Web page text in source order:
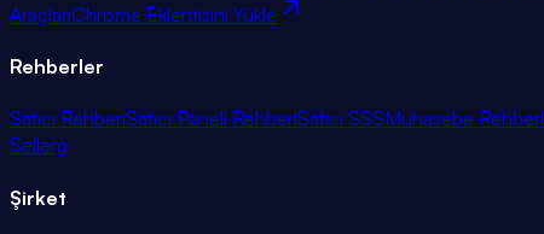
AraçlarıChrome Eklentisini Yükle
Rehberler
Satıcı RehberiSatıcı Paneli RehberiSatıcı SSSMuhasebe Rehberi
Sellerg
Şirket